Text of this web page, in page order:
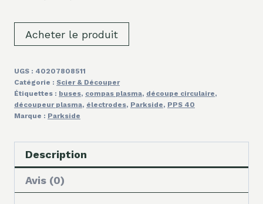
Acheter le produit
UGS : 40207808511
Catégorie : Scier & Découper
Étiquettes : buses, compas plasma, découpe circulaire,
découpeur plasma, électrodes, Parkside, PPS 40
Marque : Parkside
Description
Avis (0)